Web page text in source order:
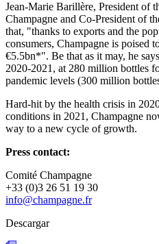
Jean-Marie Barillère, President of
Champagne and Co-President of
that, "thanks to exports and the
consumers, Champagne is poised
€5.5bn*". Be that as it may, he
2020-2021, at 280 million bottles
pandemic levels (300 million
Hard-hit by the health crisis in
conditions in 2021, Champagne
way to a new cycle of growth.
Press contact:
Comité Champagne
+33 (0)3 26 51 19 30
info@champagne.fr
Descargar